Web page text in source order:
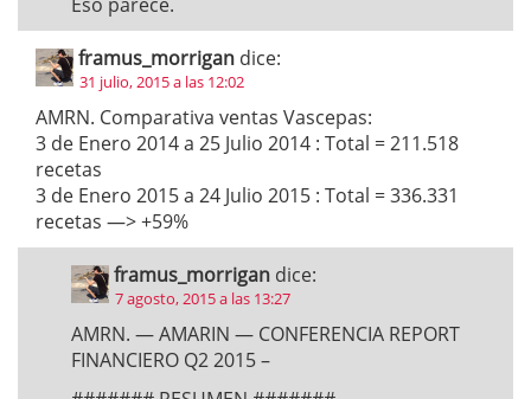
framus_morrigan dice:
31 julio, 2015 a las 12:02
AMRN. Comparativa ventas Vascepas:
3 de Enero 2014 a 25 Julio 2014 : Total = 211.518
recetas
3 de Enero 2015 a 24 Julio 2015 : Total = 336.331
recetas —> +59%
framus_morrigan dice:
7 agosto, 2015 a las 13:27
AMRN. — AMARIN — CONFERENCIA REPORT
FINANCIERO Q2 2015 –